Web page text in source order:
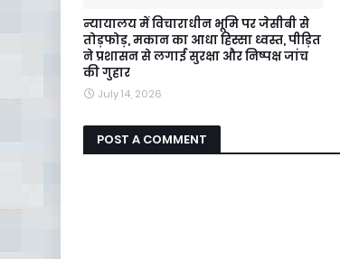
न्यायालय में विचाराधीन भूमि पर जेसीबी से
तोड़फोड़, मकान का आधा हिस्सा ध्वस्त, पीड़ित
ने प्रशासन से लगाई सुरक्षा और निष्पक्ष जांच
की गुहार
July 14, 2026
POST A COMMENT